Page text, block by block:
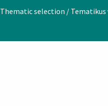
Thematic selection /